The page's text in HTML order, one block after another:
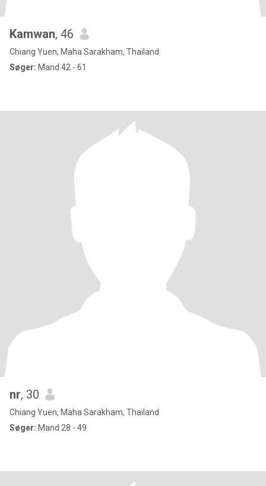
Kamwan, 46
Chiang Yuen, Maha Sarakham, Thailand
Søger: Mand 42 - 61
nr, 30
Chiang Yuen, Maha Sarakham, Thailand
Søger: Mand 28 - 49